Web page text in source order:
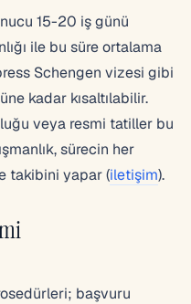
15-20 iş günü
ile bu süre ortalama
Schengen vizesi gibi
kadar kısaltılabilir.
veya resmi tatiller bu
sürecin her
takibini yapar (iletişim).
başvuru